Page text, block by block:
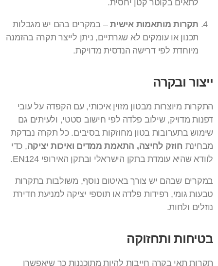
לתאים בקוטר קטן יחסית.
תקרות מותאמות אישית– במקרים בהם יש מגבלות
תכנון או עומקים לא שגרתיים, ניתן לייצר תקרה בהזמנה
מיוחדת לפי דרישה הנדסית מדויקת.
ייצור ובקרה
התקרות מיוצרות מבטון מזוין איכותי, עם הקפדה על עובי
דפנות מדויק, שילוב פלדה לפי חישוב סטטי, ולעיתים גם
שימוש בתערובות בטון מחוזקות בסיבים. כל תקרה נבדקת
מבחינת חוזק לחיצה, התאמת ממדים ואיכות יציקה, כדי
לוודא שהיא עומדת בתקן הישראלי ובתקן האירופי EN124.
במקרים שבהם יש צורך באיטום נוסף, משולבות בתקרות
טבעות גומי, רפידות פלדה או תוספי יציקה למניעת חדירת
נוזלים ולחות.
בטיחות ותחזוקה
תקרות תאי בקרה חייבות להיות מתוכננות כך שיאפשרו